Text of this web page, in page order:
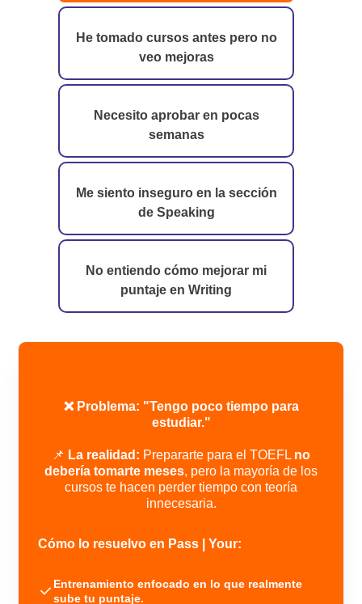
He tomado cursos antes pero no
veo mejoras
Necesito aprobar en pocas
semanas
Me siento inseguro en la sección
de Speaking
No entiendo cómo mejorar mi
puntaje en Writing
❌ Problema: "Tengo poco tiempo para
estudiar."
📌 La realidad: Prepararte para el TOEFL no
debería tomarte meses, pero la mayoría de los
cursos te hacen perder tiempo con teoría
innecesaria.
Cómo lo resuelvo en Pass | Your:
Entrenamiento enfocado en lo que realmente
sube tu puntaje.